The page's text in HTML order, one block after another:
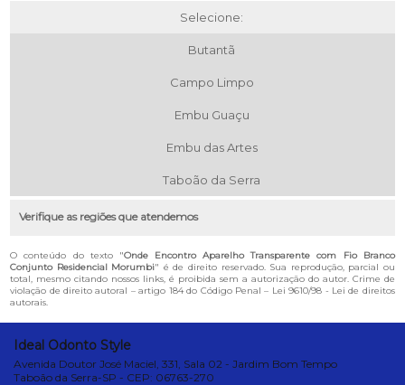
Selecione:
Butantã
Campo Limpo
Embu Guaçu
Embu das Artes
Taboão da Serra
Verifique as regiões que atendemos
O conteúdo do texto "Onde Encontro Aparelho Transparente com Fio Branco
Conjunto Residencial Morumbi" é de direito reservado. Sua reprodução, parcial ou
total, mesmo citando nossos links, é proibida sem a autorização do autor. Crime de
violação de direito autoral – artigo 184 do Código Penal – Lei 9610/98 - Lei de direitos
autorais.
Ideal Odonto Style
Avenida Doutor José Maciel, 331, Sala 02 - Jardim Bom Tempo
Taboão da Serra-SP - CEP: 06763-270